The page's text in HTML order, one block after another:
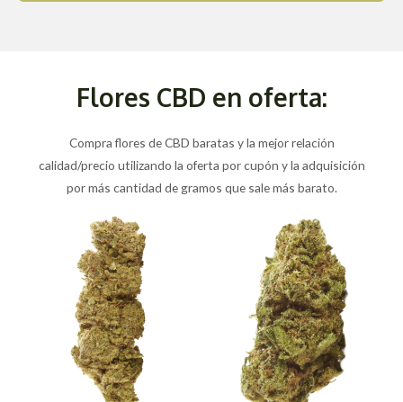
Flores CBD en oferta:
Compra flores de CBD baratas y la mejor relación
calidad/precio utilizando la oferta por cupón y la adquisición
por más cantidad de gramos que sale más barato.